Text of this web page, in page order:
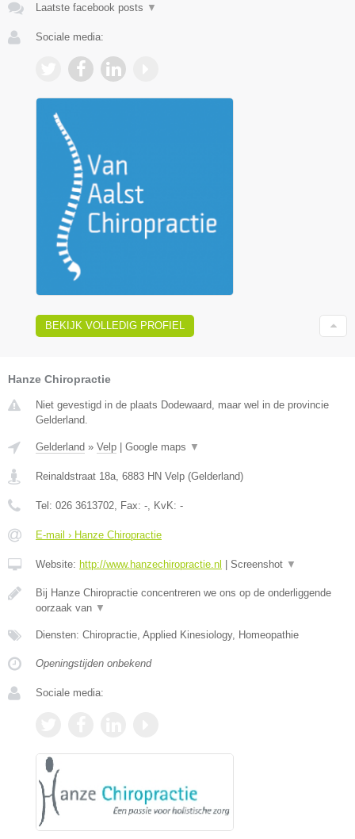
Laatste facebook posts ▼
Sociale media:
BEKIJK VOLLEDIG PROFIEL
Hanze Chiropractie
Niet gevestigd in de plaats Dodewaard, maar wel in de provincie
Gelderland.
Gelderland » Velp | Google maps ▼
Reinaldstraat 18a 6883 HN Velp (Gelderland)
Tel: 026 3613702 , Fax: - , KvK: -
E-mail › Hanze Chiropractie
Website: http://www.hanzechiropractie.nl | Screenshot ▼
Bij Hanze Chiropractie concentreren we ons op de onderliggende
oorzaak van ▼
Diensten: Chiropractie, Applied Kinesiology, Homeopathie
Openingstijden onbekend
Sociale media: